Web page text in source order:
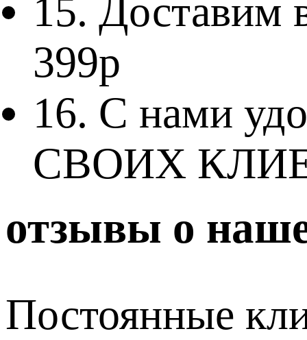
15. Доставим
399р
16. С нами
СВОИХ
отзывы о
Постоянные